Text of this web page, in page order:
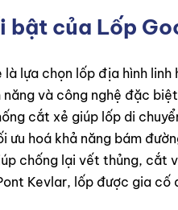
bật của Lốp
là lựa chọn lốp địa hình
và công nghệ đặc
cắt xẻ giúp lốp di
ưu hoá khả năng bám
chống lại vết thủng,
Kevlar, lốp được gia